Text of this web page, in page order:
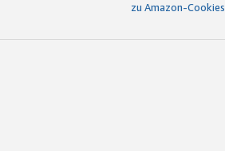
zu Amazon-Cookies